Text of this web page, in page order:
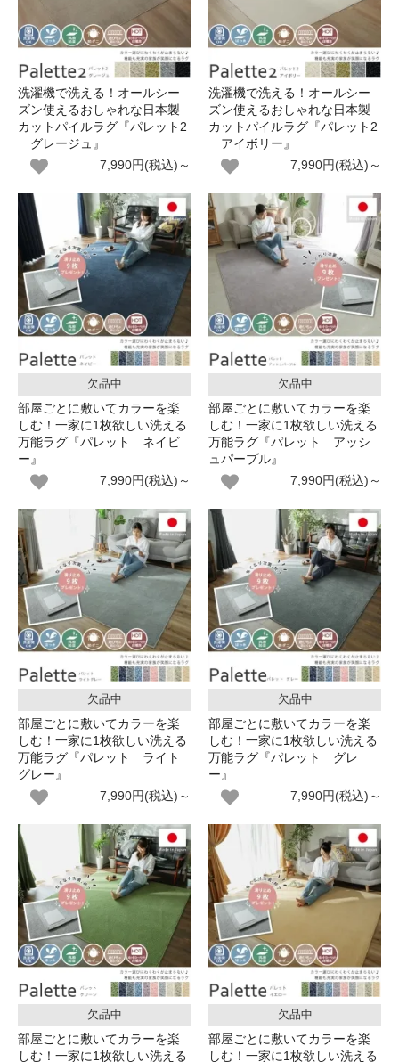
洗濯機で洗える！オールシー
ズン使えるおしゃれな日本製
カットパイルラグ『パレット2
グレージュ』
7,990円(税込)～
洗濯機で洗える！オールシー
ズン使えるおしゃれな日本製
カットパイルラグ『パレット2
アイボリー』
7,990円(税込)～
欠品中
部屋ごとに敷いてカラーを楽
しむ！一家に1枚欲しい洗える
万能ラグ『パレット ネイビ
ー』
7,990円(税込)～
欠品中
部屋ごとに敷いてカラーを楽
しむ！一家に1枚欲しい洗える
万能ラグ『パレット アッシ
ュパープル』
7,990円(税込)～
欠品中
部屋ごとに敷いてカラーを楽
しむ！一家に1枚欲しい洗える
万能ラグ『パレット ライト
グレー』
7,990円(税込)～
欠品中
部屋ごとに敷いてカラーを楽
しむ！一家に1枚欲しい洗える
万能ラグ『パレット グレ
ー』
7,990円(税込)～
欠品中
部屋ごとに敷いてカラーを楽
しむ！一家に1枚欲しい洗える
欠品中
部屋ごとに敷いてカラーを楽
しむ！一家に1枚欲しい洗える